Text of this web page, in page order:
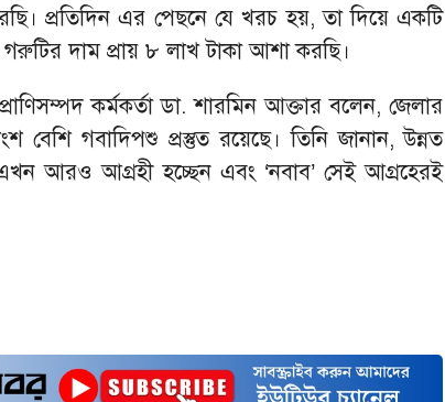
প্রতিদিন এর পেছনে যে খরচ হয়, তা দিয়ে একটি
দাম প্রায় ৮ লাখ টাকা আশা করছি।
কর্মকর্তা ডা. শারমিন আক্তার বলেন, জেলার
বেশি গবাদিপশু প্রস্তুত রয়েছে। তিনি জানান, উন্নত
আরও আগ্রহী হচ্ছেন এবং ‘নবাব’ সেই আগ্রহেরই